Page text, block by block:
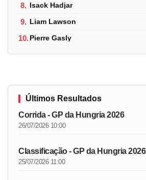
8. Isack Hadjar
9. Liam Lawson
10.Pierre Gasly
Últimos Resultados
Corrida - GP da Hungria 2026
26/07/2026 10:00
Classificação - GP da Hungria 2026
25/07/2026 11:00